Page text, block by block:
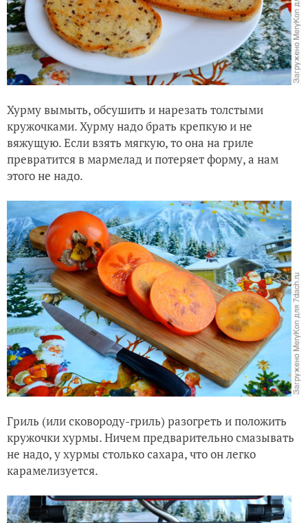
Хурму вымыть, обсушить и нарезать толстыми
кружочками. Хурму надо брать крепкую и не
вяжущую. Если взять мягкую, то она на гриле
превратится в мармелад и потеряет форму, а нам
этого не надо.
Гриль (или сковороду-гриль) разогреть и положить
кружочки хурмы. Ничем предварительно смазывать
не надо, у хурмы столько сахара, что он легко
карамелизуется.